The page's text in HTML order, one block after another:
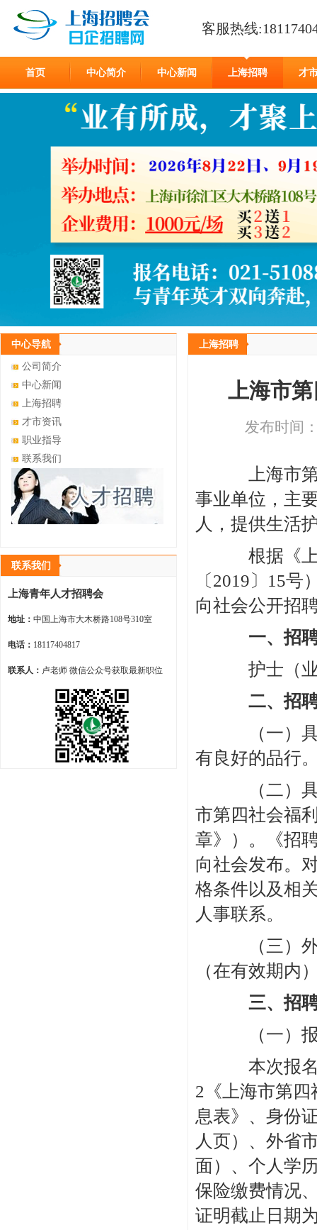
客服热线
首页 中心简介 中心新闻 上海招聘 才
中心导航
公司简介
中心新闻
上海招聘
才市资讯
职业指导
联系我们
联系我们
上海青年人才招聘会
地址： 中国上海市大木桥路108号310室
电话： 18117404817
联系人： 卢老师 微信公众号获取最新职位
上海招聘
上海市
发布时间
上海市第
事业单位，主
人，提供生活
根据《上
〔2019〕15
向社会公开招
一、招
护士（业
二、招
（一）具
有良好的品行
（二）具
市第四社会福
章》）。《招
向社会发布。
格条件以及相
人事联系。
（三）外
（在有效期内
三、招
（一）
本次报名
2《上海市第
息表》、身份
人页）、外省
面）、个人学
保险缴费情况
证明截止日期